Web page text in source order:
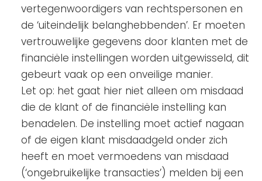
vertegenwoordigers van rechtspersonen en
de ‘uiteindelijk belanghebbenden’. Er moeten
vertrouwelijke gegevens door klanten met de
financiële instellingen worden uitgewisseld, dit
gebeurt vaak op een onveilige manier.
Let op: het gaat hier niet alleen om misdaad
die de klant of de financiële instelling kan
benadelen. De instelling moet actief nagaan
of de eigen klant misdaadgeld onder zich
heeft en moet vermoedens van misdaad
(‘ongebruikelijke transacties’) melden bij een